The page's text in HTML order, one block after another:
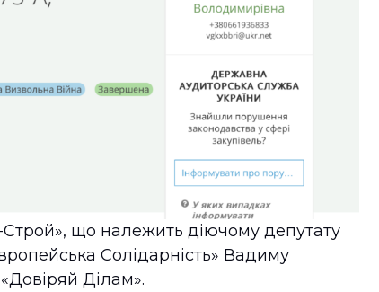
що належить діючому депутату
Солідарність» Вадиму
Ділам».